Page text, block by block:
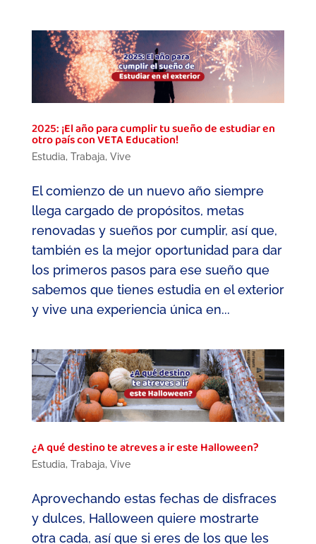
2025: ¡El año para cumplir tu sueño de estudiar en
otro país con VETA Education!
Estudia, Trabaja, Vive
El comienzo de un nuevo año siempre
llega cargado de propósitos, metas
renovadas y sueños por cumplir, así que,
también es la mejor oportunidad para dar
los primeros pasos para ese sueño que
sabemos que tienes estudia en el exterior
y vive una experiencia única en...
¿A qué destino te atreves a ir este Halloween?
Estudia, Trabaja, Vive
Aprovechando estas fechas de disfraces
y dulces, Halloween quiere mostrarte
otra cada, así que si eres de los que les